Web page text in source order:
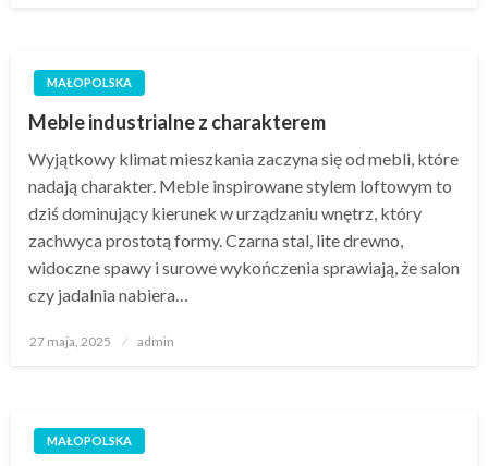
MAŁOPOLSKA
Meble industrialne z charakterem
Wyjątkowy klimat mieszkania zaczyna się od mebli, które
nadają charakter. Meble inspirowane stylem loftowym to
dziś dominujący kierunek w urządzaniu wnętrz, który
zachwyca prostotą formy. Czarna stal, lite drewno,
widoczne spawy i surowe wykończenia sprawiają, że salon
czy jadalnia nabiera…
Opublikowane
27 maja, 2025 admin
MAŁOPOLSKA